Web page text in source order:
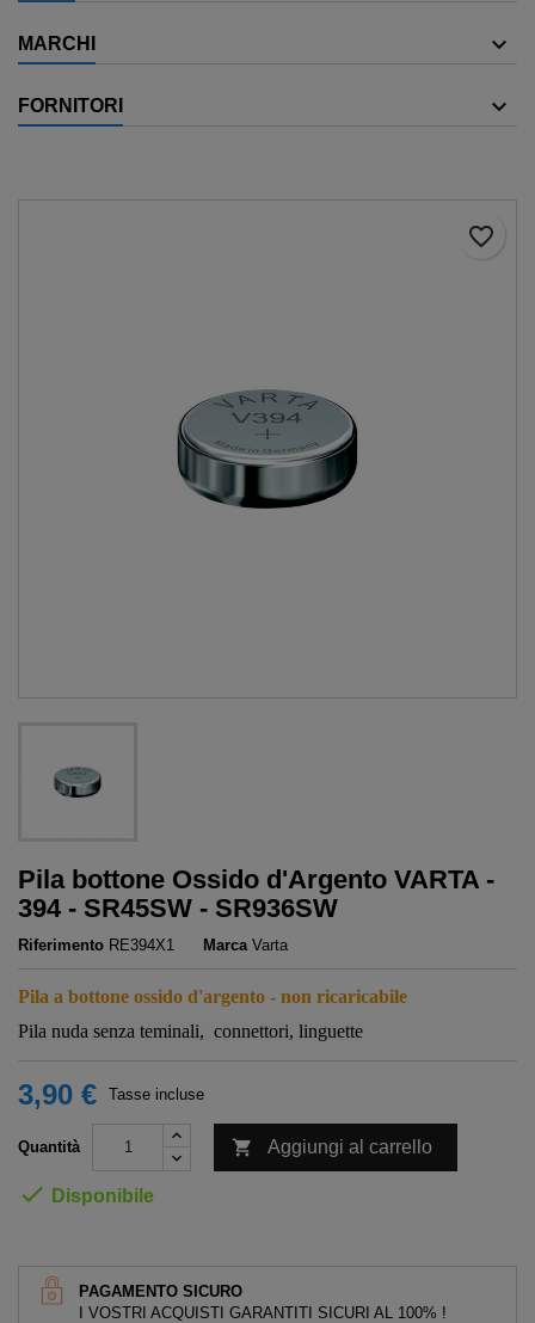
MARCHI
FORNITORI
favorite_border
Pila bottone Ossido d'Argento VARTA -
394 - SR45SW - SR936SW
Riferimento RE394X1 Marca Varta
Pila a bottone ossido d'argento - non ricaricabile
Pila nuda senza teminali, connettori, linguette
3,90 € Tasse incluse
Quantità  Aggiungi al carrello
 Disponibile
PAGAMENTO SICURO
I VOSTRI ACQUISTI GARANTITI SICURI AL 100% !